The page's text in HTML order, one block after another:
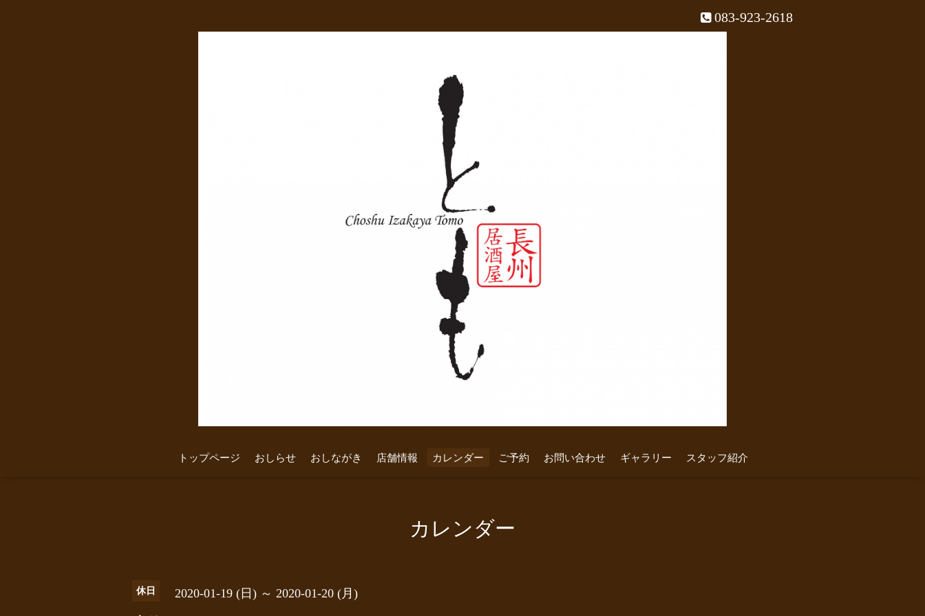
083-923-2618
トップページ おしらせ おしながき 店舗情報 カレンダー ご予約 お問い合わせ ギャラリー スタッフ紹介
カレンダー
休日 2020-01-19 (日) ～ 2020-01-20 (月)